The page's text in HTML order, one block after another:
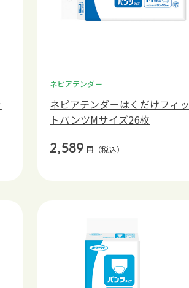
ネピアテンダー
ネピアテンダーはくだけフィッ
トパンツMサイズ26枚
2,589 円 （税込）